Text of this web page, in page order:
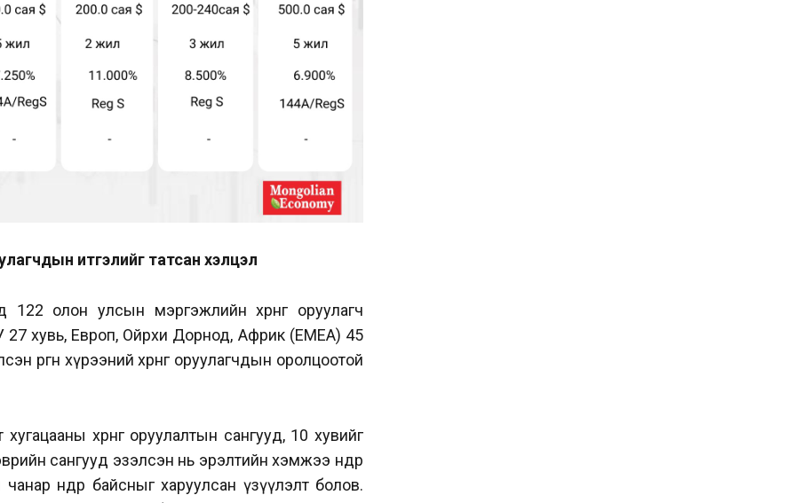
итгэлийг татсан хэлцэл
олон улсын мэргэжлийн хөрөнгө оруулагч
27 хувь, Европ, Ойрхи Дорнод, Африк (EMEA) 45
өргөн хүрээний хөрөнгө оруулагчдын оролцоотой
хөрөнгө оруулалтын сангууд, 10 хувийг
сангууд эзэлсэн нь эрэлтийн хэмжээ өндөр
чанар өндөр байсныг харуулсан үзүүлэлт болов.